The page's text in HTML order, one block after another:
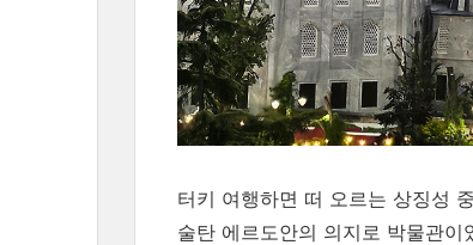
터키 여행하면 떠 오르는 상징성
술탄 에르도안의 의지로 박물관